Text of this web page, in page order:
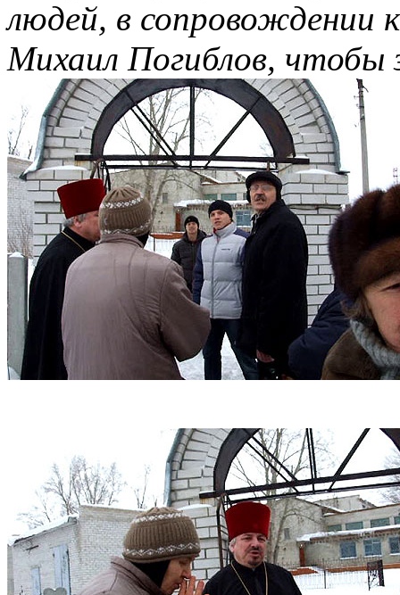
людей, в сопровождении
Михаил Погиблов, чтобы